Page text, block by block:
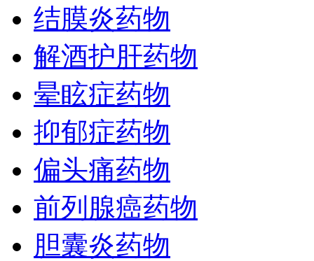
结膜炎药物
解酒护肝药物
晕眩症药物
抑郁症药物
偏头痛药物
前列腺癌药物
胆囊炎药物